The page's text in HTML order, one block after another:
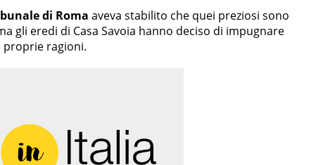
di Roma aveva stabilito che quei preziosi sono
gli eredi di Casa Savoia hanno deciso di impugnare
proprie ragioni.